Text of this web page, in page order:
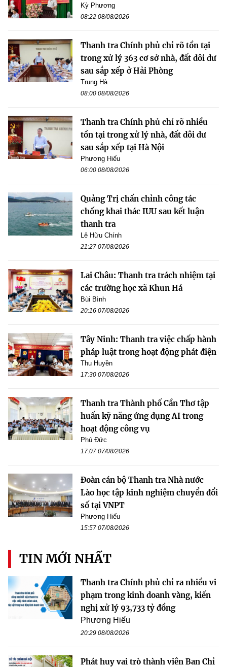
Kỳ Phương
08:22 08/08/2026
Thanh tra Chính phủ chỉ rõ tồn tại
trong xử lý 363 cơ sở nhà, đất dôi dư
sau sắp xếp ở Hải Phòng
Trung Hà
08:00 08/08/2026
Thanh tra Chính phủ chỉ rõ nhiều
tồn tại trong xử lý nhà, đất dôi dư
sau sắp xếp tại Hà Nội
Phương Hiếu
06:00 08/08/2026
Quảng Trị chấn chỉnh công tác
chống khai thác IUU sau kết luận
thanh tra
Lê Hữu Chính
21:27 07/08/2026
Lai Châu: Thanh tra trách nhiệm tại
các trường học xã Khun Há
Bùi Bình
20:16 07/08/2026
Tây Ninh: Thanh tra việc chấp hành
pháp luật trong hoạt động phát điện
Thu Huyền
17:30 07/08/2026
Thanh tra Thành phố Cần Thơ tập
huấn kỹ năng ứng dụng AI trong
hoạt động công vụ
Phú Đức
17:07 07/08/2026
Đoàn cán bộ Thanh tra Nhà nước
Lào học tập kinh nghiệm chuyển đổi
số tại VNPT
Phương Hiếu
15:57 07/08/2026
TIN MỚI NHẤT
Thanh tra Chính phủ chỉ ra nhiều vi
phạm trong kinh doanh vàng, kiến
nghị xử lý 93,733 tỷ đồng
Phương Hiếu
20:29 08/08/2026
Phát huy vai trò thành viên Ban Chỉ